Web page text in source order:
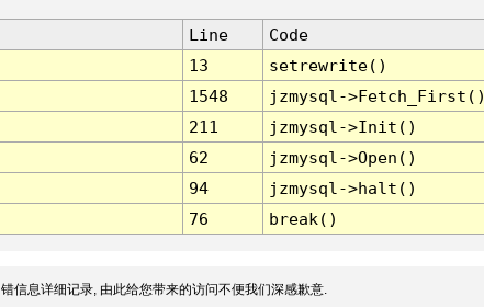
Line
Code
13
setrewrite()
1548
jzmysql-
211
jzmysql->Init()
62
jzmysql->Open()
94
jzmysql->halt()
76 break()
信息详细记录, 由此给您带来的访问不便我们深感歉意.